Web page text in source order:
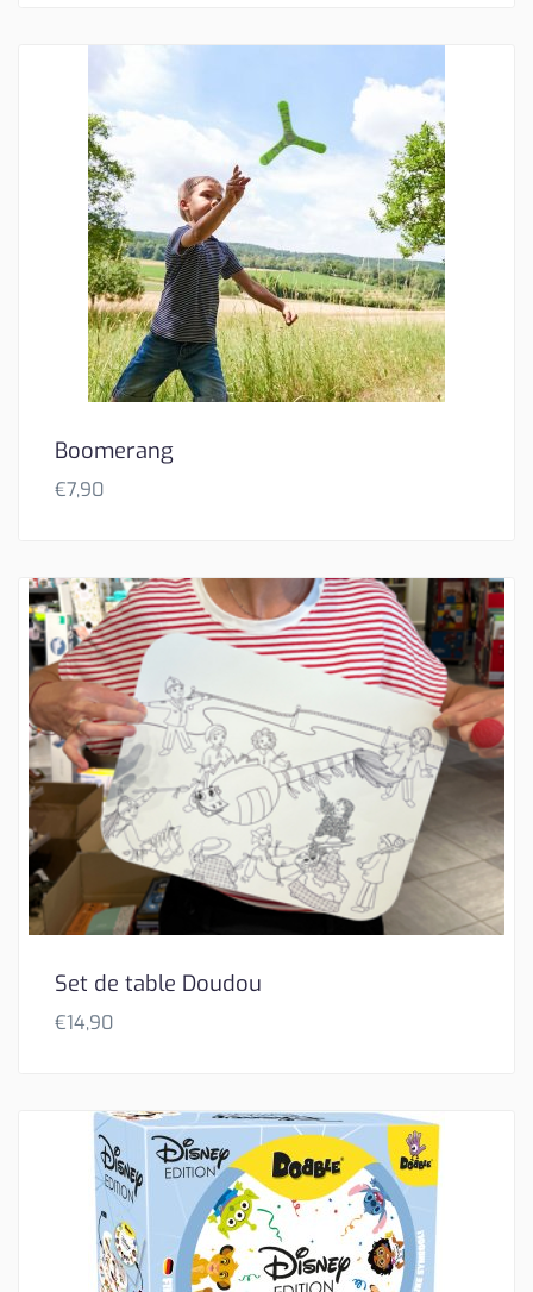
Boomerang
€7,90
Set de table Doudou
€14,90